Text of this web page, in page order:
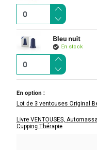
Bleu nuit
En stock
En option :
Lot de 3 ventouses Original
Livre VENTOUSES,
Cupping Thérapie